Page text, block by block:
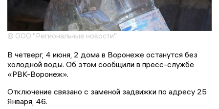
© ООО "Региональные новости"
В четверг, 4 июня, 2 дома в Воронеже останутся без
холодной воды. Об этом сообщили в пресс-службе
«РВК-Воронеж».
Отключение связано с заменой задвижки по адресу 25
Января, 46.